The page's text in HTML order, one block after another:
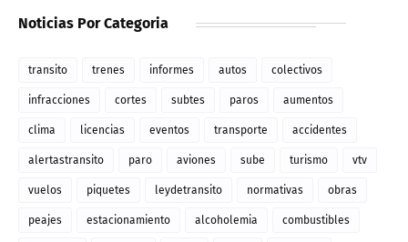
Noticias Por Categoria
transito trenes informes autos colectivos
infracciones cortes subtes paros aumentos
clima licencias eventos transporte accidentes
alertastransito paro aviones sube turismo vtv
vuelos piquetes leydetransito normativas obras
peajes estacionamiento alcoholemia combustibles